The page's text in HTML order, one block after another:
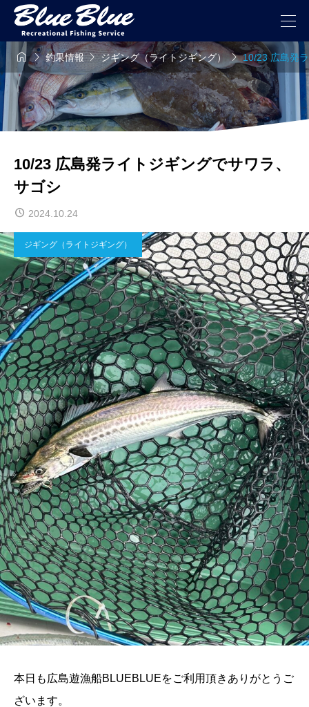
釣果情報ジギング（ライトジギング） 10/23 広島発
10/23 広島発ライトジギングでサワラ、
サゴシ
2024.10.24
ジギング（ライトジギング）
本日も広島遊漁船BLUEBLUEをご利用頂きありがとうご
ざいます。